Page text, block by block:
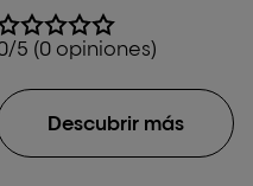
5 (0 opiniones)
Descubrir más